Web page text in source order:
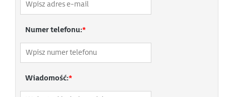
Numer telefonu:*
Wiadomość:*